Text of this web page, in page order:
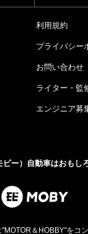
利用規約
プライバシー
お問い合わせ
ライター・監
エンジニア募
ビー）自動車はおもし
＆HOBBY"をコ